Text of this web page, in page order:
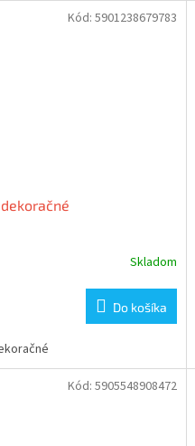
Skladom
Do košíka
Kód: 5901238679783
Kód: 5905548908472